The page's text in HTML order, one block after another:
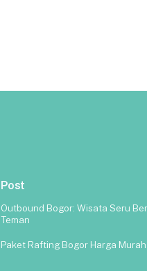
Post
Outbound Bogor: Wisata Seru
Teman
Paket Rafting Bogor Harga